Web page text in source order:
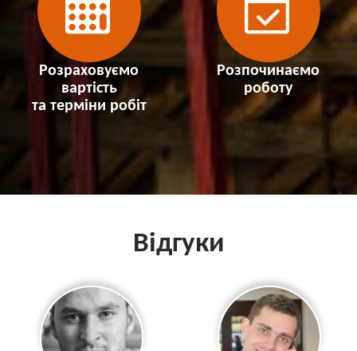
Розраховуємо
вартість
та терміни робіт
Розпочинаємо
роботу
Відгуки